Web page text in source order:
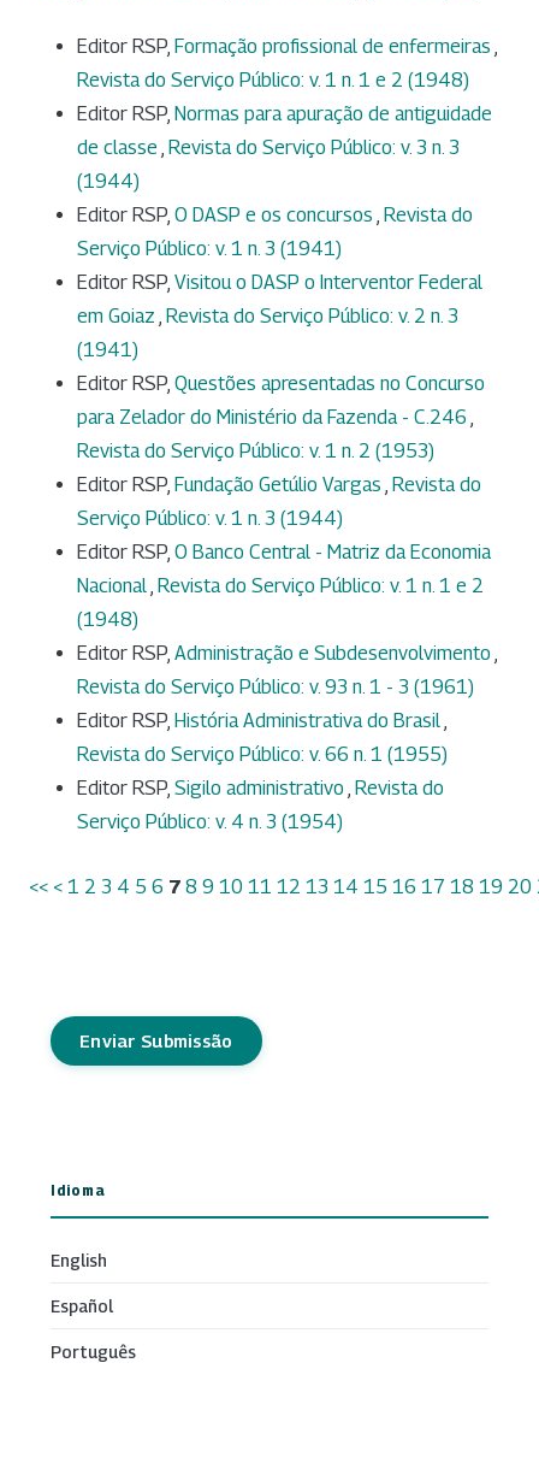
Editor RSP, Formação profissional de enfermeiras ,
Revista do Serviço Público: v. 1 n. 1 e 2 (1948)
Editor RSP, Normas para apuração de antiguidade
de classe , Revista do Serviço Público: v. 3 n. 3
(1944)
Editor RSP, O DASP e os concursos , Revista do
Serviço Público: v. 1 n. 3 (1941)
Editor RSP, Visitou o DASP o Interventor Federal
em Goiaz , Revista do Serviço Público: v. 2 n. 3
(1941)
Editor RSP, Questões apresentadas no Concurso
para Zelador do Ministério da Fazenda - C.246 ,
Revista do Serviço Público: v. 1 n. 2 (1953)
Editor RSP, Fundação Getúlio Vargas , Revista do
Serviço Público: v. 1 n. 3 (1944)
Editor RSP, O Banco Central - Matriz da Economia
Nacional, Revista do Serviço Público: v. 1 n. 1 e 2
(1948)
Editor RSP, Administração e Subdesenvolvimento ,
Revista do Serviço Público: v. 93 n. 1 - 3 (1961)
Editor RSP, História Administrativa do Brasil,
Revista do Serviço Público: v. 66 n. 1 (1955)
Editor RSP, Sigilo administrativo , Revista do
Serviço Público: v. 4 n. 3 (1954)
<< < 1 2 3 4 5 6 7 8 9 10 11 12 13 14 15 16 17 18 19 20
Enviar Submissão
Idioma
English
Español
Português